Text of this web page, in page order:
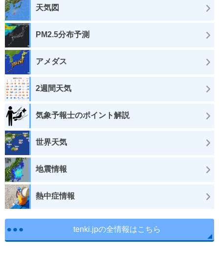
天気図
PM2.5分布予測
アメダス
2週間天気
気象予報士のポイント解説
世界天気
地震情報
熱中症情報
tenki.jpの全情報はこちら